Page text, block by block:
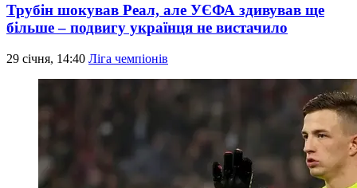
Трубін шокував Реал, але УЄФА здивував ще
більше – подвигу українця не вистачило
29 січня, 14:40 Ліга чемпіонів